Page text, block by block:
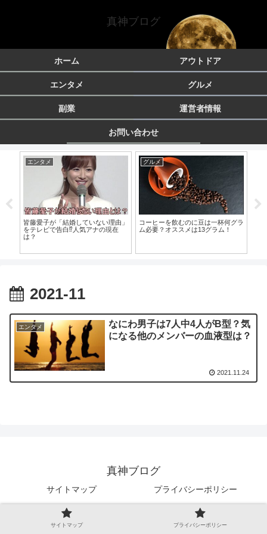
真神ブログ
ホーム アウトドア
エンタメ グルメ
副業 運営者情報
お問い合わせ
エンタメ
皆藤愛子が「結婚していない理由」
をテレビで告白⁉人気アナの現在
は？
グルメ
コーヒーを飲むのに豆は一杯何グラ
ム必要？オススメは13グラム！
2021-11
エンタメ
なにわ男子は7人中4人がB型？気
になる他のメンバーの血液型は？
2021.11.24
真神ブログ
サイトマップ プライバシーポリシー
Copyright © 2019-2026 真神ブログ All Rights Reserved.
サイトマップ プライバシーポリシー